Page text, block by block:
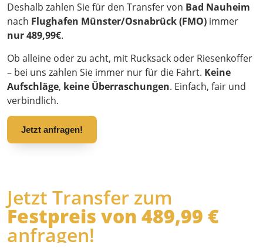
Deshalb zahlen Sie für den Transfer von Bad Nauheim
nach Flughafen Münster/Osnabrück (FMO) immer
nur 489,99€.
Ob alleine oder zu acht, mit Rucksack oder Riesenkoffer
– bei uns zahlen Sie immer nur für die Fahrt. Keine
Aufschläge, keine Überraschungen. Einfach, fair und
verbindlich.
Jetzt anfragen!
Jetzt Transfer zum
Festpreis von 489,99 €
anfragen!